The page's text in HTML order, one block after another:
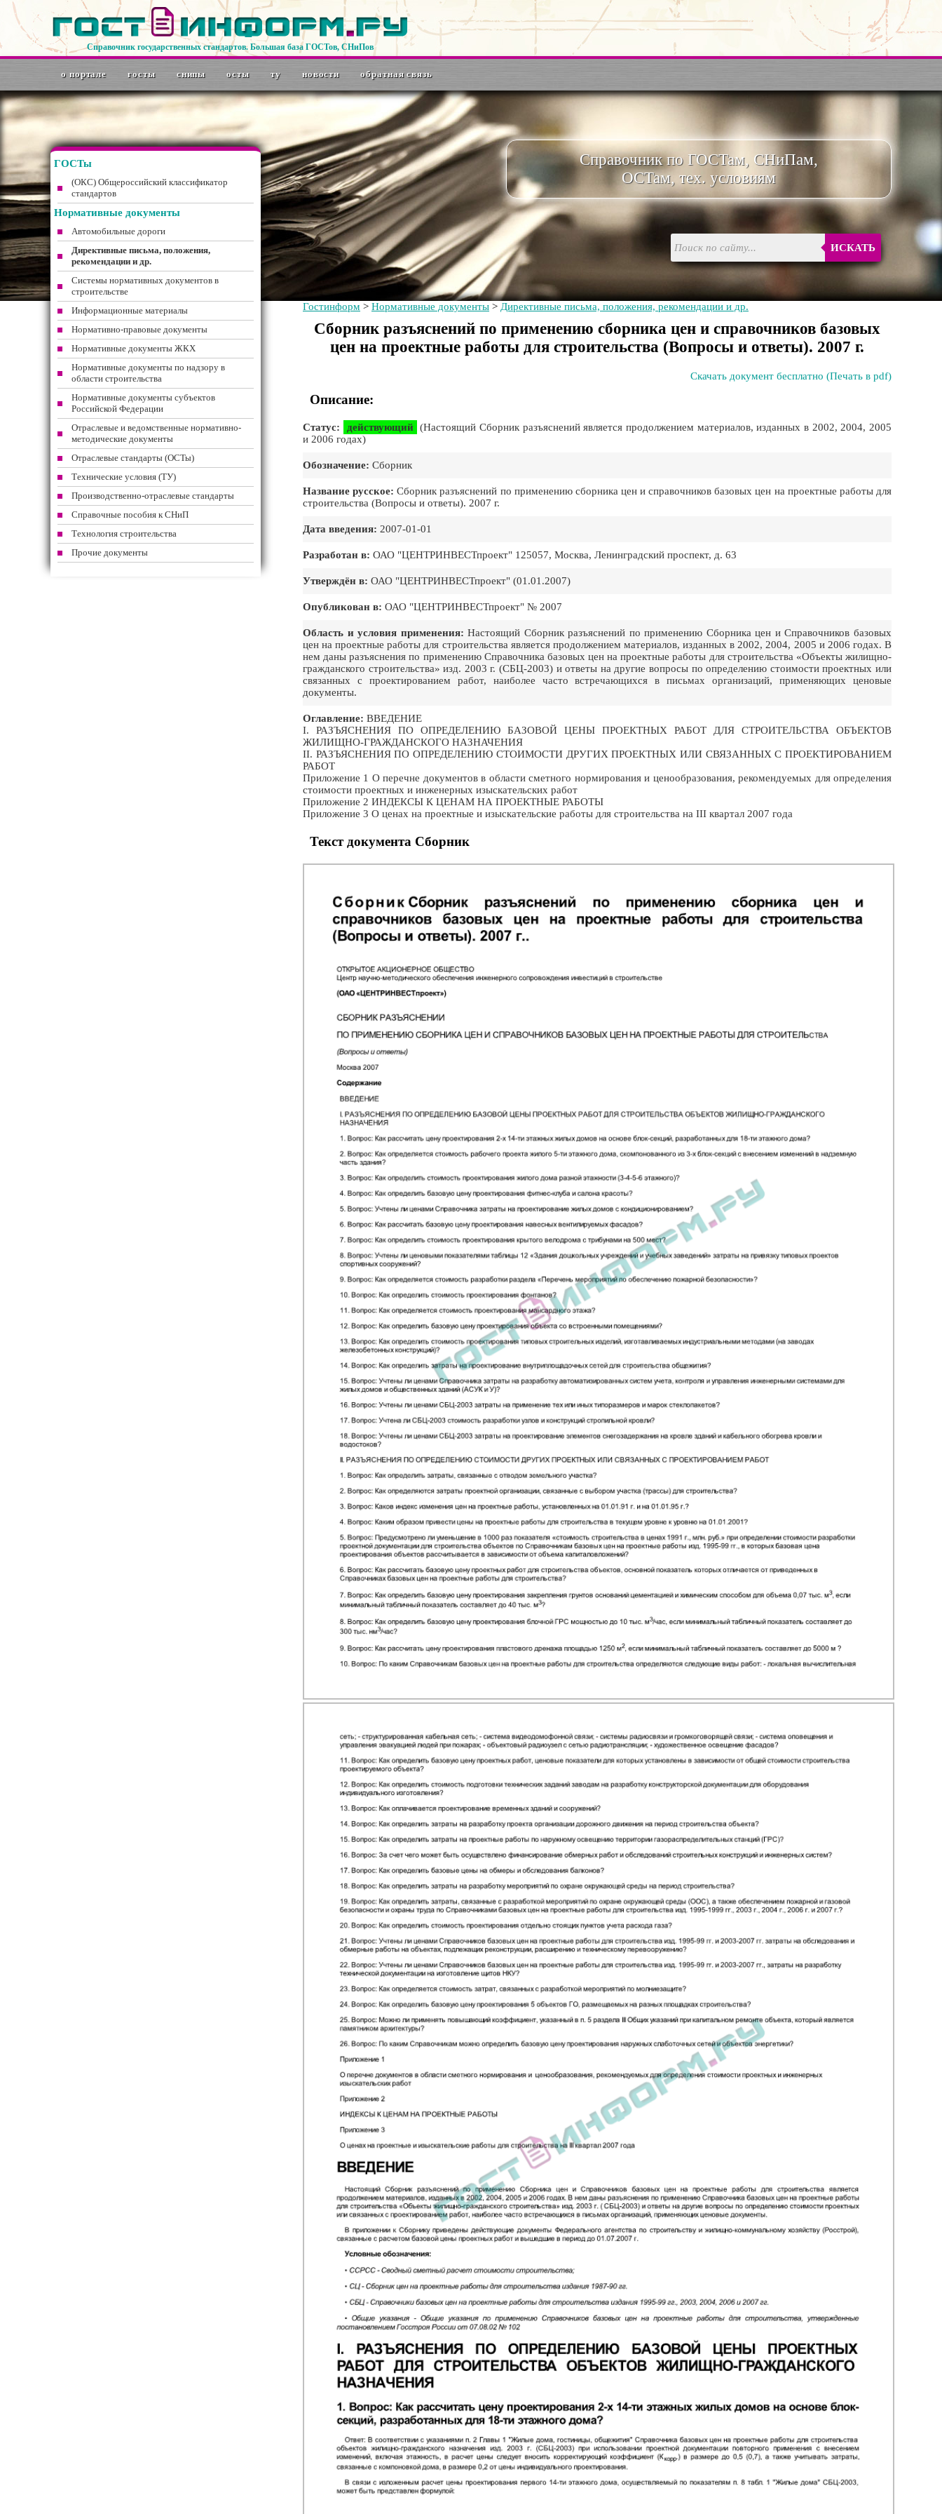
Справочник государственных стандартов. Большая база ГОСТов, СНиПов
о портале госты снипы осты ту новости обратная связь
Справочник по ГОСТам, СНиПам,
ОСТам, тех. условиям
ИСКАТЬ
Гостинформ > Нормативные документы > Директивные письма, положения, рекомендации и др.
Сборник разъяснений по применению сборника цен и справочников базовых
цен на проектные работы для строительства (Вопросы и ответы). 2007 г.
Скачать документ бесплатно (Печать в pdf)
Описание:
Статус: действующий (Настоящий Сборник разъяснений является продолжением материалов, изданных в 2002, 2004, 2005
и 2006 годах)
Обозначение: Сборник
Название русское: Сборник разъяснений по применению сборника цен и справочников базовых цен на проектные работы для
строительства (Вопросы и ответы). 2007 г.
Дата введения: 2007-01-01
Разработан в: ОАО "ЦЕНТРИНВЕСТпроект" 125057, Москва, Ленинградский проспект, д. 63
Утверждён в: ОАО "ЦЕНТРИНВЕСТпроект" (01.01.2007)
Опубликован в: ОАО "ЦЕНТРИНВЕСТпроект" № 2007
Область и условия применения: Настоящий Сборник разъяснений по применению Сборника цен и Справочников базовых
цен на проектные работы для строительства является продолжением материалов, изданных в 2002, 2004, 2005 и 2006 годах. В
нем даны разъяснения по применению Справочника базовых цен на проектные работы для строительства «Объекты жилищно-
гражданского строительства» изд. 2003 г. (СБЦ-2003) и ответы на другие вопросы по определению стоимости проектных или
связанных с проектированием работ, наиболее часто встречающихся в письмах организаций, применяющих ценовые
документы.
Оглавление: ВВЕДЕНИЕ
I. РАЗЪЯСНЕНИЯ ПО ОПРЕДЕЛЕНИЮ БАЗОВОЙ ЦЕНЫ ПРОЕКТНЫХ РАБОТ ДЛЯ СТРОИТЕЛЬСТВА ОБЪЕКТОВ
ЖИЛИЩНО-ГРАЖДАНСКОГО НАЗНАЧЕНИЯ
II. РАЗЪЯСНЕНИЯ ПО ОПРЕДЕЛЕНИЮ СТОИМОСТИ ДРУГИХ ПРОЕКТНЫХ ИЛИ СВЯЗАННЫХ С ПРОЕКТИРОВАНИЕМ
РАБОТ
Приложение 1 О перечне документов в области сметного нормирования и ценообразования, рекомендуемых для определения
стоимости проектных и инженерных изыскательских работ
Приложение 2 ИНДЕКСЫ К ЦЕНАМ НА ПРОЕКТНЫЕ РАБОТЫ
Приложение 3 О ценах на проектные и изыскательские работы для строительства на III квартал 2007 года
Текст документа Сборник
ГОСТы
(ОКС) Общероссийский классификатор
стандартов
Нормативные документы
Автомобильные дороги
Директивные письма, положения,
рекомендации и др.
Системы нормативных документов в
строительстве
Информационные материалы
Нормативно-правовые документы
Нормативные документы ЖКХ
Нормативные документы по надзору в
области строительства
Нормативные документы субъектов
Российской Федерации
Отраслевые и ведомственные нормативно-
методические документы
Отраслевые стандарты (ОСТы)
Технические условия (ТУ)
Производственно-отраслевые стандарты
Справочные пособия к СНиП
Технология строительства
Прочие документы